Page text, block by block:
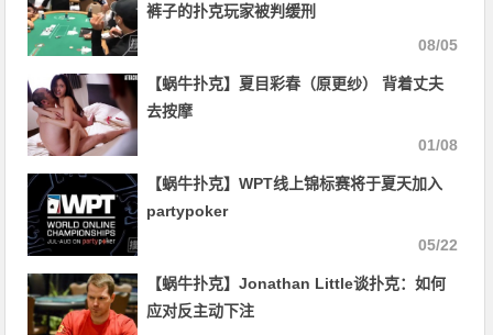
裤子的扑克玩家被判缓刑
08/05
【蜗牛扑克】夏目彩春（原更纱） 背着丈夫
去按摩
01/08
【蜗牛扑克】WPT线上锦标赛将于夏天加入
partypoker
05/22
【蜗牛扑克】​Jonathan Little谈扑克：如何
应对反主动下注